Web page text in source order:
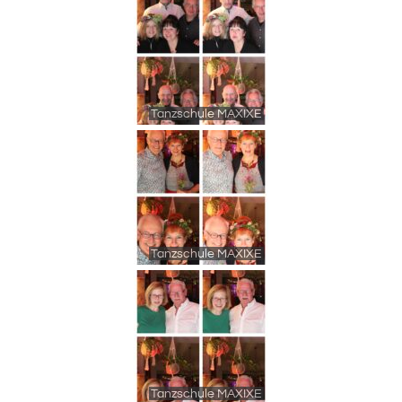
Tanzschule MAXIXE
Tanzschule MAXIXE
Tanzschule MAXIXE